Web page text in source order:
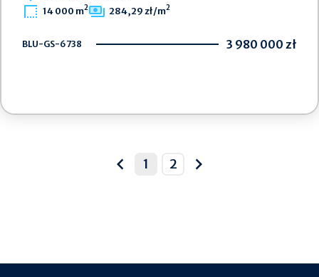
14 000 m2 284,29 zł/m2
BLU-GS-6738 3 980 000 zł
prev
1 2
next